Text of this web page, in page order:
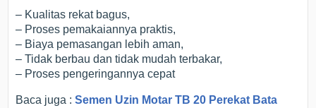
– Kualitas rekat bagus,
– Proses pemakaiannya praktis,
– Biaya pemasangan lebih aman,
– Tidak berbau dan tidak mudah terbakar,
– Proses pengeringannya cepat
Baca juga :Semen Uzin Motar TB 20 Perekat Bata